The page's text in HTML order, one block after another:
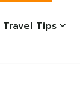
Travel Tips